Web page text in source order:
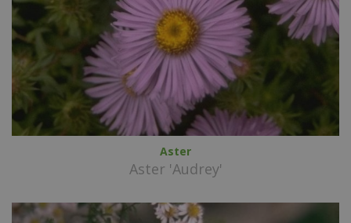
Aster
Aster 'Audrey'